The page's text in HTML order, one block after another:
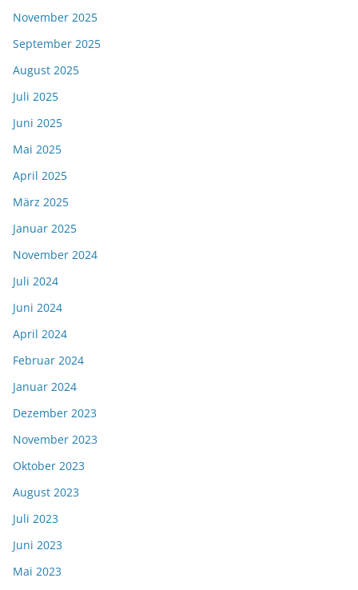
November 2025
September 2025
August 2025
Juli 2025
Juni 2025
Mai 2025
April 2025
März 2025
Januar 2025
November 2024
Juli 2024
Juni 2024
April 2024
Februar 2024
Januar 2024
Dezember 2023
November 2023
Oktober 2023
August 2023
Juli 2023
Juni 2023
Mai 2023